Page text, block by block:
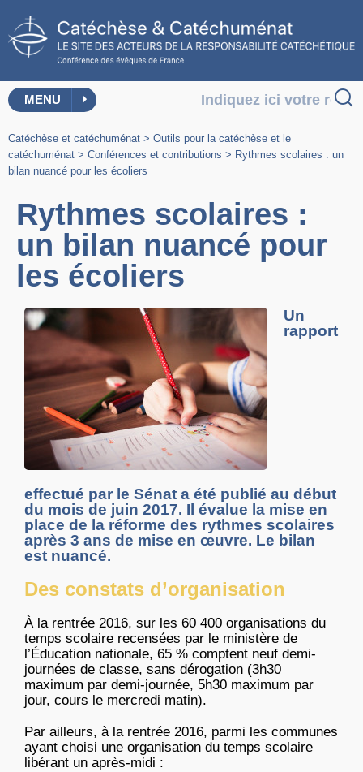
MENU
Catéchèse et catéchuménat > Outils pour la catéchèse et le
catéchuménat > Conférences et contributions > Rythmes scolaires : un
bilan nuancé pour les écoliers
Rythmes scolaires :
un bilan nuancé pour
les écoliers
Un
rapport
effectué par le Sénat a été publié au début
du mois de juin 2017. Il évalue la mise en
place de la réforme des rythmes scolaires
après 3 ans de mise en œuvre. Le bilan
est nuancé.
Des constats d’organisation
À la rentrée 2016, sur les 60 400 organisations du
temps scolaire recensées par le ministère de
l’Éducation nationale, 65 % comptent neuf demi-
journées de classe, sans dérogation (3h30
maximum par demi-journée, 5h30 maximum par
jour, cours le mercredi matin).
Par ailleurs, à la rentrée 2016, parmi les communes
ayant choisi une organisation du temps scolaire
libérant un après-midi :